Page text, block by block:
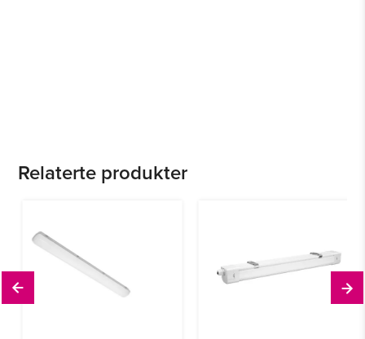
Relaterte produkter